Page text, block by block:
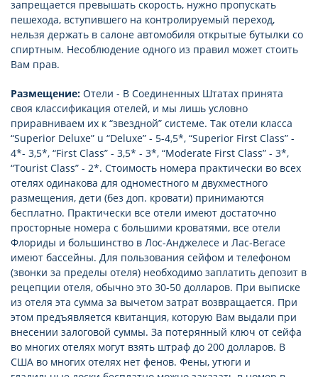
запрещается превышать скорость, нужно пропускать
пешехода, вступившего на контролируемый переход,
нельзя держать в салоне автомобиля открытые бутылки со
спиртным. Несоблюдение одного из правил может стоить
Вам прав.
Размещение: Отели - В Соединенных Штатах принята
своя классификация отелей, и мы лишь условно
приравниваем их к “звездной” системе. Так отели класса
“Superior Deluxe” u “Deluxe” - 5-4,5*, “Superior First Class” -
4*- 3,5*, “First Class” - 3,5* - 3*, “Moderate First Class” - 3*,
“Tourist Class” - 2*. Стоимость номера практически во всех
отелях одинакова для одноместного м двухместного
размещения, дети (без доп. кровати) принимаются
бесплатно. Практически все отели имеют достаточно
просторные номера с большими кроватями, все отели
Флориды и большинство в Лос-Анджелесе и Лас-Вегасе
имеют бассейны. Для пользования сейфом и телефоном
(звонки за пределы отеля) необходимо заплатить депозит в
рецепции отеля, обычно это 30-50 долларов. При выписке
из отеля эта сумма за вычетом затрат возвращается. При
этом предъявляется квитанция, которую Вам выдали при
внесении залоговой суммы. За потерянный ключ от сейфа
во многих отелях могут взять штраф до 200 долларов. В
США во многих отелях нет фенов. Фены, утюги и